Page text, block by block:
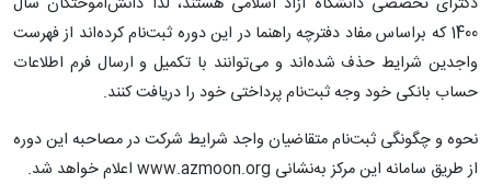
1400 که براساس مفاد دفترچه راهنما در این دوره ثبت‌نام کرده‌اند از فهرست
واجدین شرایط حذف شده‌اند و می‌توانند با تکمیل و ارسال فرم اطلاعات
حساب بانکی خود وجه ثبت‌نام پرداختی خود را دریافت کنند.
نحوه و چگونگی ثبت‌نام متقاضیان واجد شرایط شرکت در مصاحبه این دوره
از طریق سامانه این مرکز به‌نشانی www.azmoon.org اعلام خواهد شد.